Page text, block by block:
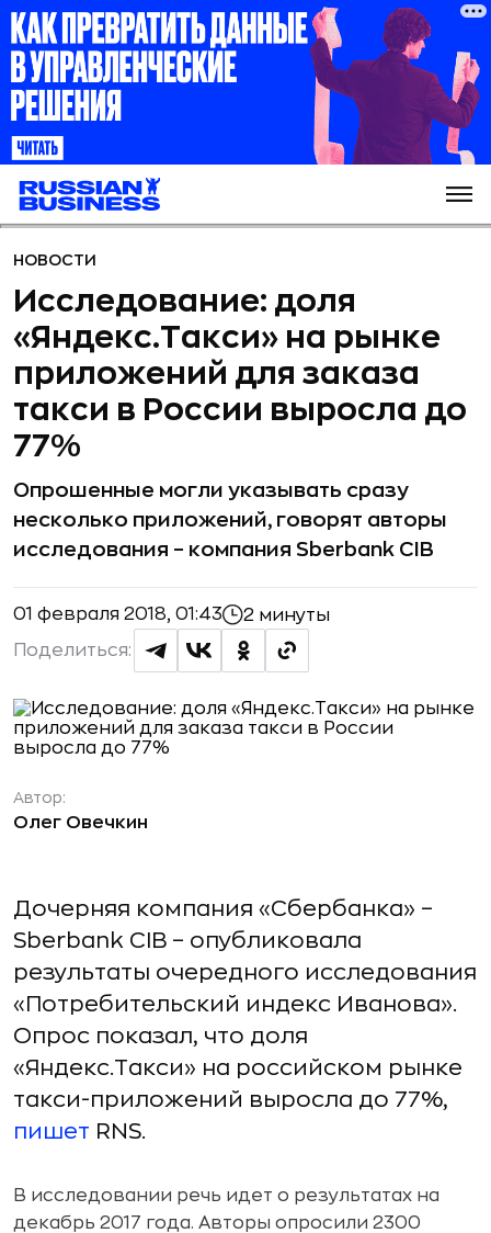
НОВОСТИ
Исследование: доля
«Яндекс.Такси» на рынке
приложений для заказа
такси в России выросла до
77%
Опрошенные могли указывать сразу
несколько приложений, говорят авторы
исследования – компания Sberbank CIB
01 февраля 2018, 01:43 2 минуты
Поделиться:
Автор:
Олег Овечкин
Дочерняя компания «Сбербанка» –
Sberbank CIB – опубликовала
результаты очередного исследования
«Потребительский индекс Иванова».
Опрос показал, что доля
«Яндекс.Такси» на российском рынке
такси-приложений выросла до 77%,
пишет RNS.
В исследовании речь идет о результатах на
декабрь 2017 года. Авторы опросили 2300